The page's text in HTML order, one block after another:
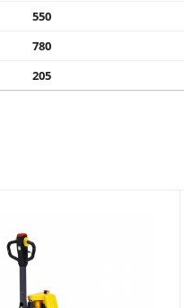
550
780
205